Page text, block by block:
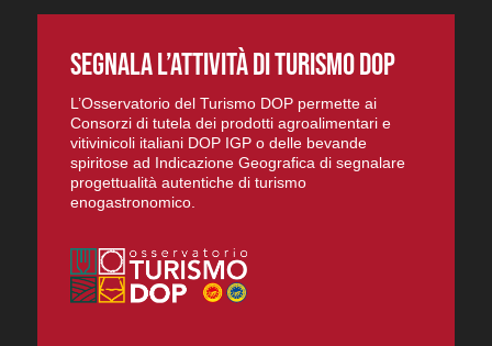
SEGNALA L’ATTIVITÀ DI TURISMO DOP
L’Osservatorio del Turismo DOP permette ai
Consorzi di tutela dei prodotti agroalimentari e
vitivinicoli italiani DOP IGP o delle bevande
spiritose ad Indicazione Geografica di segnalare
progettualità autentiche di turismo
enogastronomico.